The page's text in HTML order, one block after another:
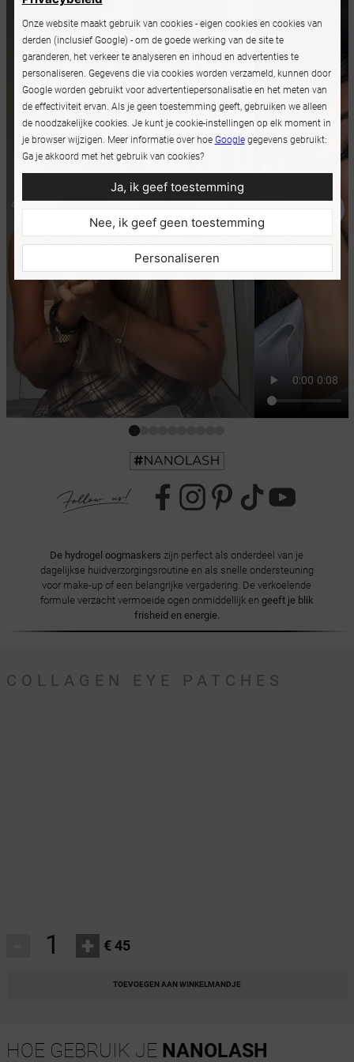
De hydrogel oogmaskers zijn perfect als onderdeel van je
dagelijkse huidverzorgingsroutine en als snelle ondersteuning
voor make-up of een belangrijke vergadering. De verkoelende
formule verzacht vermoeide ogen onmiddellijk en geeft je blik
frisheid en energie.
COLLAGEN EYE PATCHES
+ € 45
TOEVOEGEN AAN WINKELMANDJE
HOE GEBRUIK JE NANOLASH
Onze website maakt gebruik van cookies - eigen cookies en cookies van
derden (inclusief Google) - om de goede werking van de site te
garanderen, het verkeer te analyseren en inhoud en advertenties te
personaliseren. Gegevens die via cookies worden verzameld, kunnen door
Google worden gebruikt voor advertentiepersonalisatie en het meten van
de effectiviteit ervan. Als je geen toestemming geeft, gebruiken we alleen
de noodzakelijke cookies. Je kunt je cookie-instellingen op elk moment in
je browser wijzigen. Meer informatie over hoe Googlegegevens gebruikt:
Ga je akkoord met het gebruik van cookies?
Ja, ik geef toestemming
Nee, ik geef geen toestemming
Personaliseren